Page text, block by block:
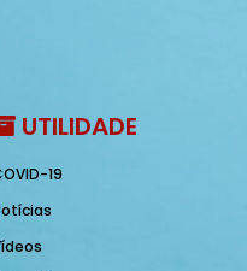
UTILIDADE
19